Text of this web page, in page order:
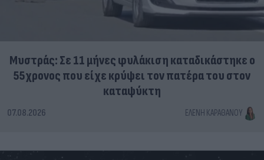
Μυστράς: Σε 11 μήνες φυλάκιση καταδικάστηκε ο
55χρονος που είχε κρύψει τον πατέρα του στον
καταψύκτη
07.08.2026 ΕΛΈΝΗ ΚΑΡΑΘΆΝΟΥ